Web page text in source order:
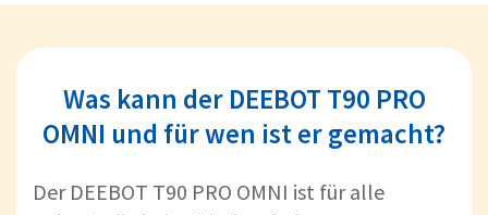
Was kann der DEEBOT T90 PRO
OMNI und für wen ist er gemacht?
Der DEEBOT T90 PRO OMNI ist für alle